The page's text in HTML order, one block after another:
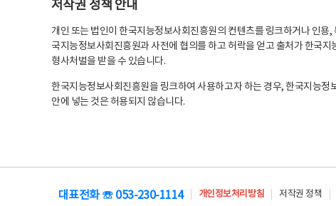
저작권 정책 안내
개인 또는 법인이 한국지능정보사회진흥원의 컨텐츠를 링크하거나 인
국지능정보사회진흥원과 사전에 협의를 하고 허락을 얻고 출처가 한국
형사처벌을 받을 수 있습니다.
한국지능정보사회진흥원을 링크하여 사용하고자 하는 경우, 한국지능
안에 넣는 것은 허용되지 않습니다.
대표전화 ☏ 053-230-1114 개인정보처리방침 저작권 정책